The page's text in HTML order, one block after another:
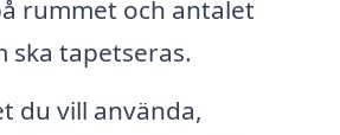
rummet och antalet
ska tapetseras.
du vill använda,